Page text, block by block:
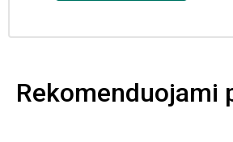
Rekomenduojami